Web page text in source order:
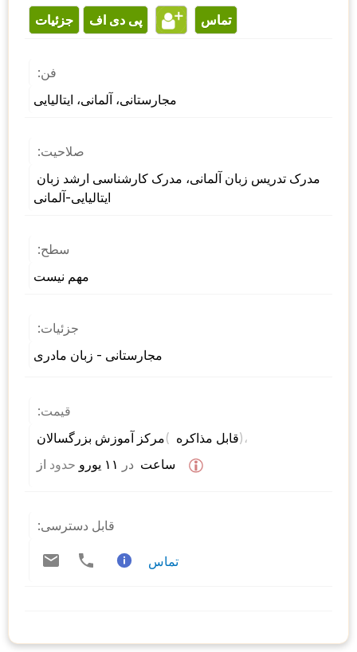
جزئیات پی دی اف تماس
فن:
مجارستانی، آلمانی، ایتالیایی
صلاحیت:
ایتالیایی-آلمانی
سطح:
مهم نیست
جزئیات:
مجارستانی - زبان مادری
قیمت:
مرکز آموزش بزرگسالان ( قابل مذاکره )،
از حدود در ساعت
قابل دسترسی:
تماس